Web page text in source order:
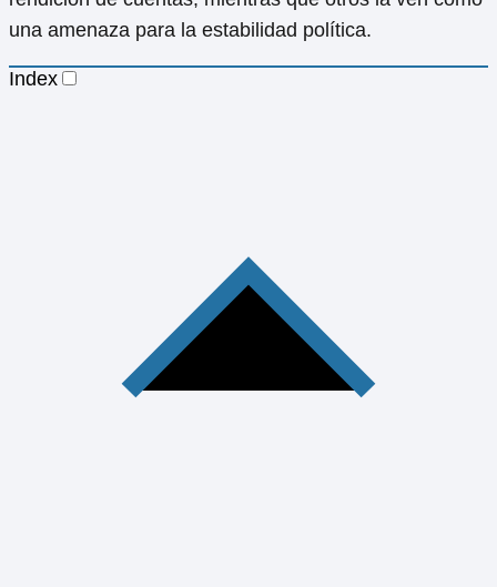
una amenaza para la estabilidad política.
Index